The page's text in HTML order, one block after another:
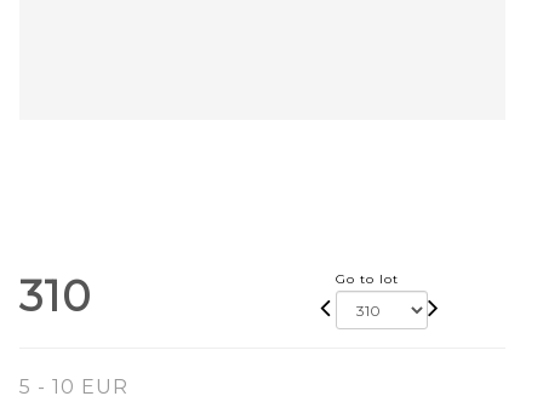
310 Go to lot
5 - 10 EUR